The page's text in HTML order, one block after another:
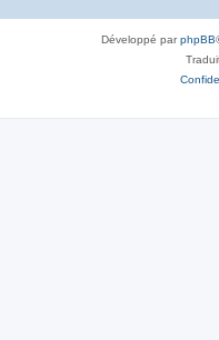
Développé parphpBB